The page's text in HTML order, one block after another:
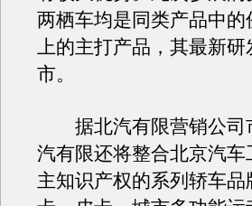
两栖车均是同类产品中
上的主打产品，其最新
市。
据北汽有限营销公司
汽有限还将整合北京汽
主知识产权的系列轿车